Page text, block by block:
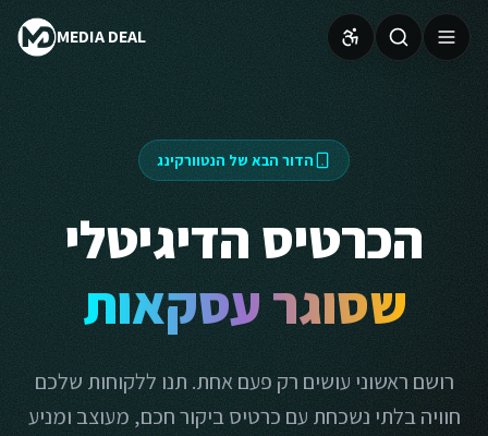
MEDIA DEAL
הדור הבא של הנטוורקינג
הכרטיס הדיגיטלי
שסוגר עסקאות
רושם ראשוני עושים רק פעם אחת. תנו ללקוחות שלכם
חוויה בלתי נשכחת עם כרטיס ביקור חכם, מעוצב ומניע